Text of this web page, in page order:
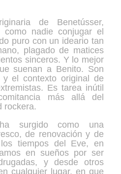
de Benetússer,
como nadie conjugar el
puro con un ideario tan
plagado de matices
sinceros. Y lo mejor
suenan a Benito. Son
el contexto original de
Es tarea inútil
más allá del
rockera.
surgido como una
de renovación y de
tiempos del Eve, en
en sueños por ser
y desde otros
cualquier lugar, en que